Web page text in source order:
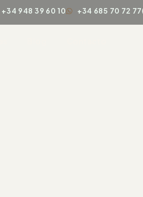
+34 948 39 60 10 +34 685 70 72 77